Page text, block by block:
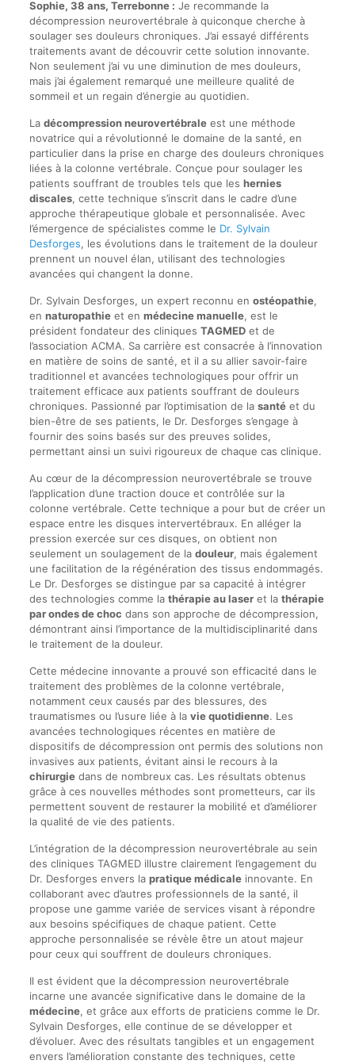
Sophie, 38 ans, Terrebonne : Je recommande la
décompression neurovertébrale à quiconque cherche à
soulager ses douleurs chroniques. J’ai essayé différents
traitements avant de découvrir cette solution innovante.
Non seulement j’ai vu une diminution de mes douleurs,
mais j’ai également remarqué une meilleure qualité de
sommeil et un regain d’énergie au quotidien.
La décompression neurovertébraleest une méthode
novatrice qui a révolutionné le domaine de la santé, en
particulier dans la prise en charge des douleurs chroniques
liées à la colonne vertébrale. Conçue pour soulager les
patients souffrant de troubles tels que les hernies
discales, cette technique s’inscrit dans le cadre d’une
approche thérapeutique globale et personnalisée. Avec
l’émergence de spécialistes comme le Dr. Sylvain
Desforges, les évolutions dans le traitement de la douleur
prennent un nouvel élan, utilisant des technologies
avancées qui changent la donne.
Dr. Sylvain Desforges, un expert reconnu en ostéopathie,
en naturopathieet en médecine manuelle, est le
président fondateur des cliniques TAGMEDet de
l’association ACMA. Sa carrière est consacrée à l’innovation
en matière de soins de santé, et il a su allier savoir-faire
traditionnel et avancées technologiques pour offrir un
traitement efficace aux patients souffrant de douleurs
chroniques. Passionné par l’optimisation de la santéet du
bien-être de ses patients, le Dr. Desforges s’engage à
fournir des soins basés sur des preuves solides,
permettant ainsi un suivi rigoureux de chaque cas clinique.
Au cœur de la décompression neurovertébrale se trouve
l’application d’une traction douce et contrôlée sur la
colonne vertébrale. Cette technique a pour but de créer un
espace entre les disques intervertébraux. En alléger la
pression exercée sur ces disques, on obtient non
seulement un soulagement de la douleur, mais également
une facilitation de la régénération des tissus endommagés.
Le Dr. Desforges se distingue par sa capacité à intégrer
des technologies comme la thérapie au laseret la thérapie
par ondes de choc dans son approche de décompression,
démontrant ainsi l’importance de la multidisciplinarité dans
le traitement de la douleur.
Cette médecine innovante a prouvé son efficacité dans le
traitement des problèmes de la colonne vertébrale,
notamment ceux causés par des blessures, des
traumatismes ou l’usure liée à la vie quotidienne. Les
avancées technologiques récentes en matière de
dispositifs de décompression ont permis des solutions non
invasives aux patients, évitant ainsi le recours à la
chirurgiedans de nombreux cas. Les résultats obtenus
grâce à ces nouvelles méthodes sont prometteurs, car ils
permettent souvent de restaurer la mobilité et d’améliorer
la qualité de vie des patients.
L’intégration de la décompression neurovertébrale au sein
des cliniques TAGMED illustre clairement l’engagement du
Dr. Desforges envers la pratique médicaleinnovante. En
collaborant avec d’autres professionnels de la santé, il
propose une gamme variée de services visant à répondre
aux besoins spécifiques de chaque patient. Cette
approche personnalisée se révèle être un atout majeur
pour ceux qui souffrent de douleurs chroniques.
Il est évident que la décompression neurovertébrale
incarne une avancée significative dans le domaine de la
médecine, et grâce aux efforts de praticiens comme le Dr.
Sylvain Desforges, elle continue de se développer et
d’évoluer. Avec des résultats tangibles et un engagement
envers l’amélioration constante des techniques, cette